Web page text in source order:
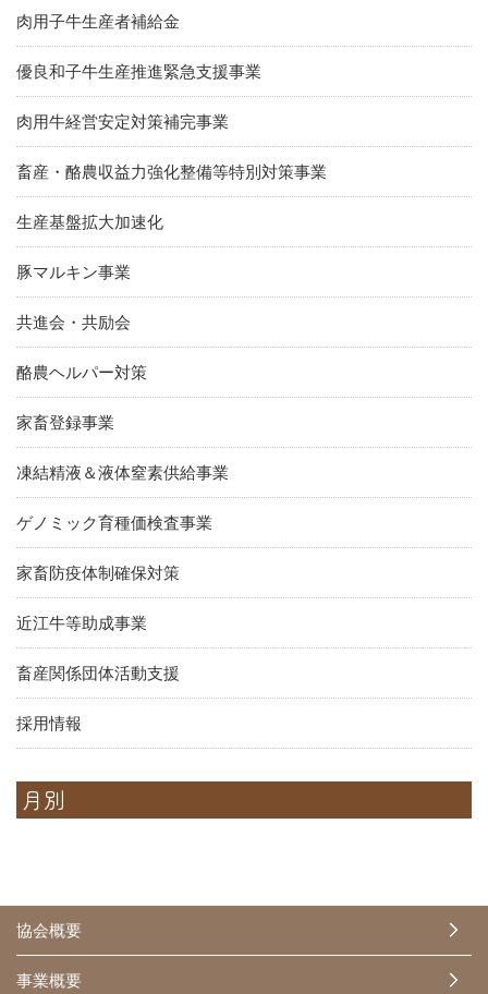
肉用子牛生産者補給金
優良和子牛生産推進緊急支援事業
肉用牛経営安定対策補完事業
畜産・酪農収益力強化整備等特別対策事業
生産基盤拡大加速化
豚マルキン事業
共進会・共励会
酪農ヘルパー対策
家畜登録事業
凍結精液＆液体窒素供給事業
ゲノミック育種価検査事業
家畜防疫体制確保対策
近江牛等助成事業
畜産関係団体活動支援
採用情報
月別
協会概要
事業概要